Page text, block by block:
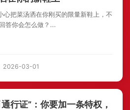
心把菜汤洒在你刚买的限量新鞋上，不
答你会怎么做？...
2026-03-01
行证”：你要加一条特权，